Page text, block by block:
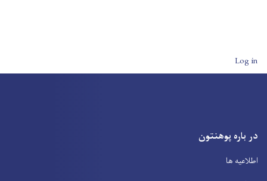
User account menu
Log in
در باره پوهنتون
اطلاعیه ها